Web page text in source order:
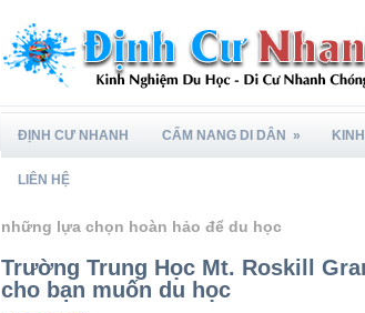
ĐỊNH CƯ NHANH CẨM NANG DI DÂN »
LIÊN HỆ
những lựa chọn hoàn hảo để du học
Trường Trung Học Mt. Roskill
cho bạn muốn du học